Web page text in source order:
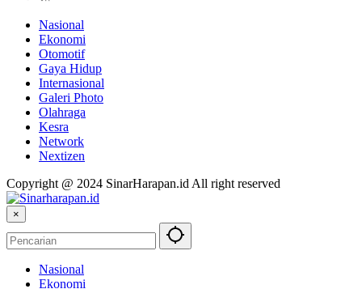
Nasional
Ekonomi
Otomotif
Gaya Hidup
Internasional
Galeri Photo
Olahraga
Kesra
Network
Nextizen
Copyright @ 2024 SinarHarapan.id All right reserved
×
Nasional
Ekonomi